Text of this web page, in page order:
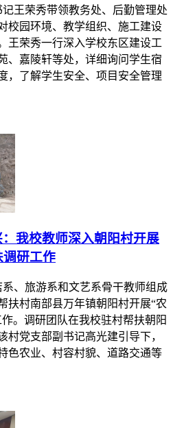
开展检查督导工作
王荣秀带领教务处、后勤管理处
校园环境、教学组织、施工建设
，了解学生安全、项目安全管理
我校教师深入朝阳村开展
调研工作
、旅游系和文艺系骨干教师组成
扶村南部县万年镇朝阳村开展“农
色农业、村容村貌、道路交通等